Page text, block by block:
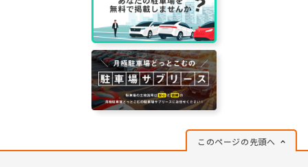
このページの先頭へ